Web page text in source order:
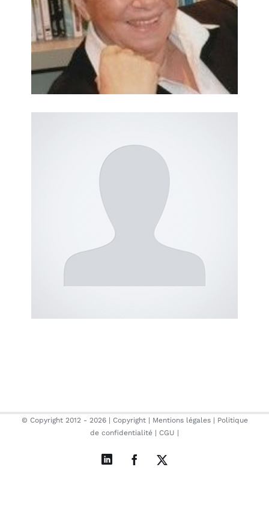
© Copyright 2012 - 2026 | Copyright| Mentions légales| Politique
de confidentialité | CGU |